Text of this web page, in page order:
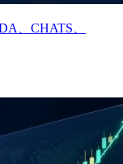
、CHATS、